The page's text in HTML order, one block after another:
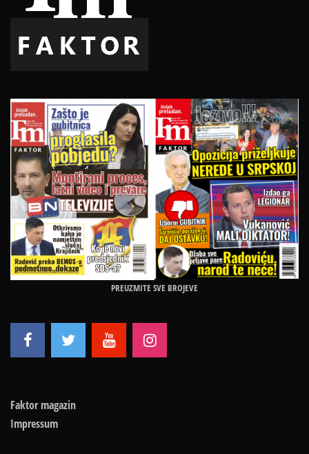
PREUZMITE SVE BROJEVE
Faktor magazin
Impressum